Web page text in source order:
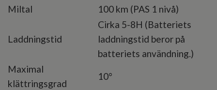
Miltal
100 km (PAS 1 nivå)
Laddningstid
Cirka 5-8H (Batteriets
laddningstid beror på
batteriets användning.)
Maximal
klättringsgrad
10°